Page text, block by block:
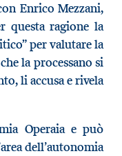
Enrico Mezzani,
questa ragione la
per valutare la
la processano si
li accusa e rivela
Operaia e può
dell’autonomia